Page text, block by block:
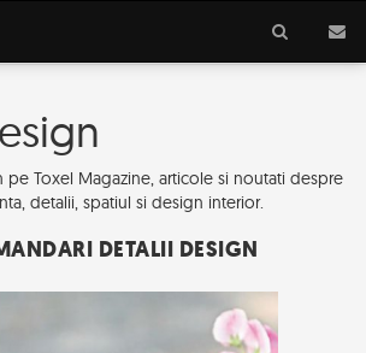
pe Toxel Magazine, articole si noutati despre
detalii, spatiul si design interior.
DETALII DESIGN